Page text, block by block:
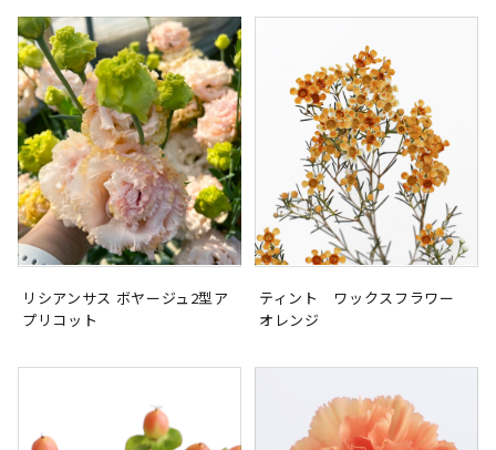
リシアンサス ボヤージュ2型ア
プリコット
ティント ワックスフラワー
オレンジ